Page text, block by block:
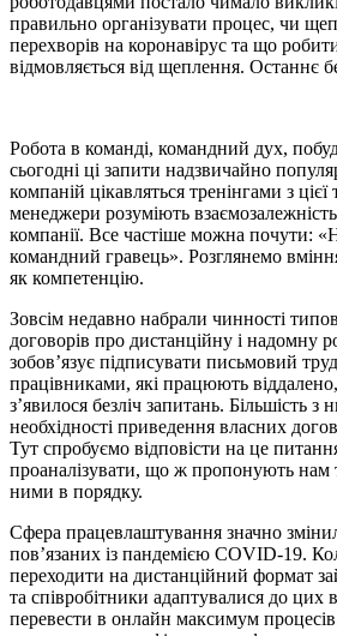
правильно організувати процес, чи
перехворів на коронавірус та що
відмовляється від щеплення. Останнє
Робота в команді, командний дух,
сьогодні ці запити надзвичайно
компаній цікавляться тренінгами з
менеджери розуміють
компанії. Все частіше можна почути:
командний гравець». Розглянемо
як компетенцію.
Зовсім недавно набрали чинності
договорів про дистанційну і надомну
зобов’язує підписувати письмовий
працівниками, які працюють
з’явилося безліч запитань. Більшість
необхідності приведення власних
Тут спробуємо відповісти на це
проаналізувати, що ж пропонують нам
ними в порядку.
Сфера працевлаштування значно
пов’язаних із пандемією COVID-19.
переходити на дистанційний формат
та співробітники адаптувалися до цих
перевести в онлайн максимум